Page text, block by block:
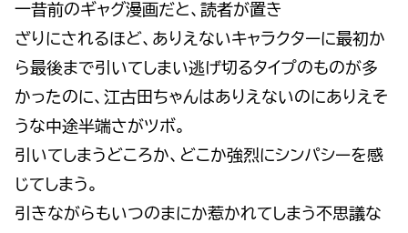
一昔前のギャグ漫画だと、読者が置き
ざりにされるほど、ありえないキャラクターに最初か
ら最後まで引いてしまい逃げ切るタイプのものが多
かったのに、江古田ちゃんはありえないのにありえそ
うな中途半端さがツボ。
引いてしまうどころか、どこか強烈にシンパシーを感
じてしまう。
引きながらもいつのまにか惹かれてしまう不思議な